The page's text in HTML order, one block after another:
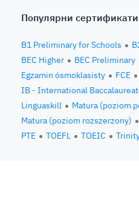
Популярни
B1 Preliminary for Schools
BEC Higher
BEC Preliminary
Egzamin ósmoklasisty
FCE
IB - International
Linguaskill
Matura (poziom
Matura (poziom rozszerzony)
PTE
TOEFL TOEIC